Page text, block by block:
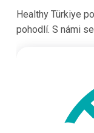
Healthy Türkiye
pohodlí. S námi